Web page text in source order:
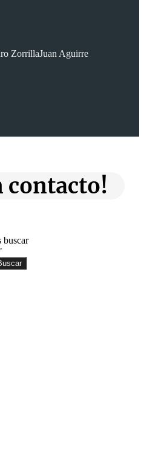
ZorrillaJuan Aguirre
contacto!
buscar